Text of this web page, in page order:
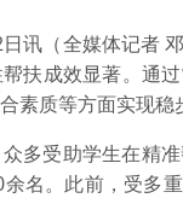
讯（全媒体记者
扶成效显著。通
素质等方面实现稳
多受助学生在精
名。此前，受多